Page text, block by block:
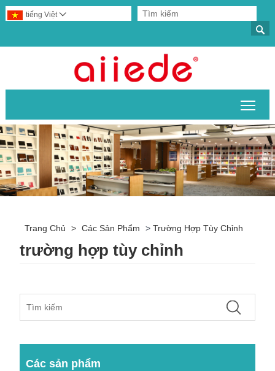

tiếng Việt 
Trang Chủ > Các Sản Phẩm >Trường Hợp Tùy Chỉnh
trường hợp tùy chỉnh
Các sản phẩm